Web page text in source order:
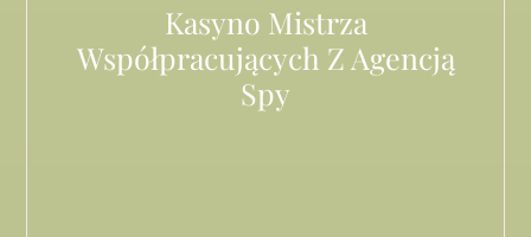
Kasyno Mistrza
Współpracujących Z Agencją
Spy